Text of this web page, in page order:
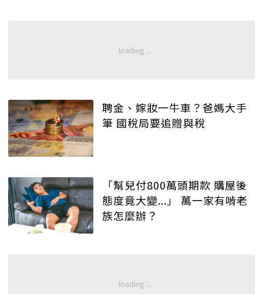
聘金、嫁妝一牛車？爸媽大手
筆 國稅局要追贈與稅
「幫兒付800萬頭期款 購屋後
態度竟大變...」 萬一家有啃老
族怎麼辦？